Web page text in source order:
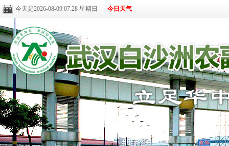
今天是2026-08-09 07:28 星期日 今日天气